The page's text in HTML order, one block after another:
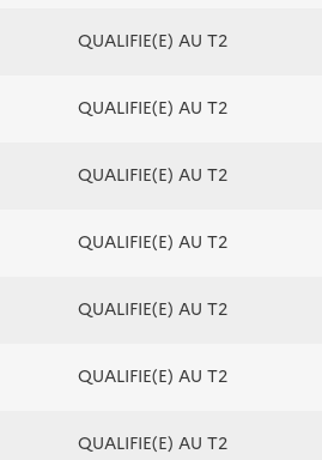
QUALIFIE(E) AU T2
QUALIFIE(E) AU T2
QUALIFIE(E) AU T2
QUALIFIE(E) AU T2
QUALIFIE(E) AU T2
QUALIFIE(E) AU T2
QUALIFIE(E) AU T2